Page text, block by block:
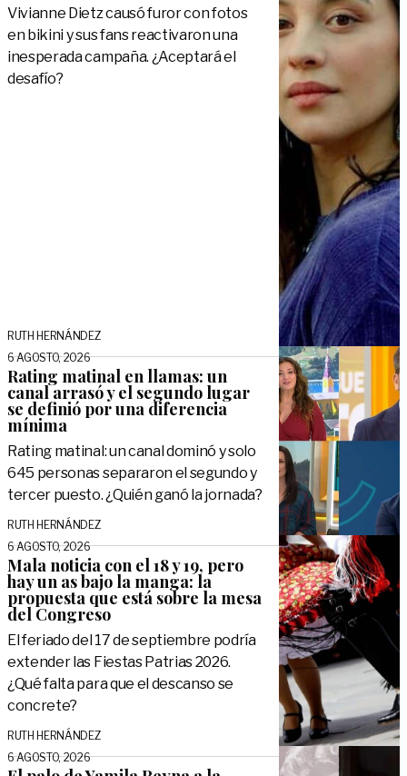
Vivianne Dietz causó furor con fotos
en bikini y sus fans reactivaron una
inesperada campaña. ¿Aceptará el
desafío?
RUTH HERNÁNDEZ
6 AGOSTO, 2026
Rating matinal en llamas: un
canal arrasó y el segundo lugar
se definió por una diferencia
mínima
Rating matinal: un canal dominó y solo
645 personas separaron el segundo y
tercer puesto. ¿Quién ganó la jornada?
RUTH HERNÁNDEZ
6 AGOSTO, 2026
Mala noticia con el 18 y 19, pero
hay un as bajo la manga: la
propuesta que está sobre la mesa
del Congreso
El feriado del 17 de septiembre podría
extender las Fiestas Patrias 2026.
¿Qué falta para que el descanso se
concrete?
RUTH HERNÁNDEZ
6 AGOSTO, 2026